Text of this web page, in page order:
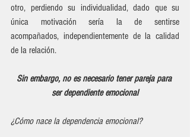
otro, perdiendo su individualidad, dado que su
única motivación sería la de sentirse
acompañados, independientemente de la calidad
de la relación.
Sin embargo, no es necesario tener pareja para
ser dependiente emocional
¿Cómo nace la dependencia emocional?